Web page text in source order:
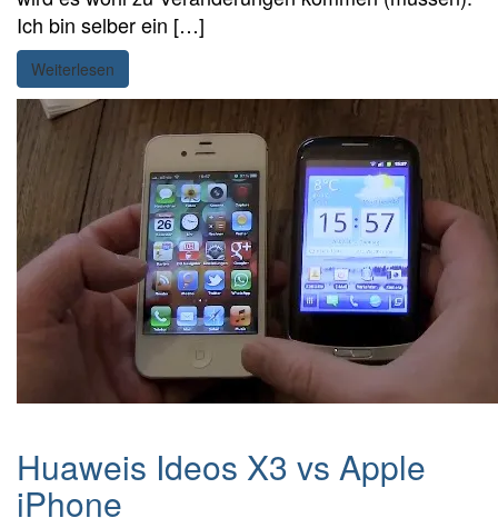
Ich bin selber ein […]
Weiterlesen
Huaweis Ideos X3 vs Apple
iPhone